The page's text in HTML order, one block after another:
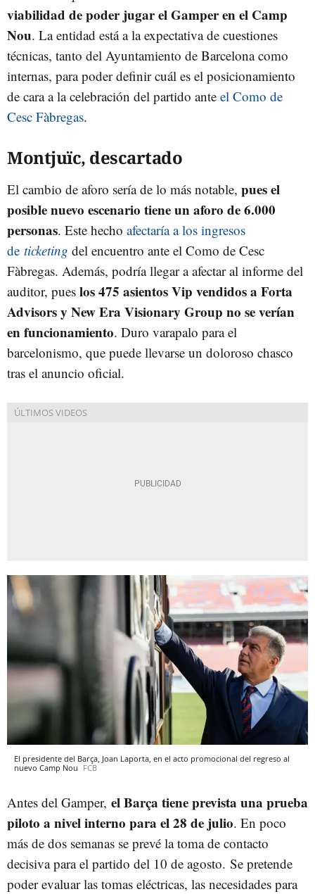
viabilidad de poder jugar el Gamper en el Camp
Nou. La entidad está a la expectativa de cuestiones
técnicas, tanto del Ayuntamiento de Barcelona como
internas, para poder definir cuál es el posicionamiento
de cara a la celebración del partido ante el Como de
Cesc Fàbregas.
Montjuïc, descartado
El cambio de aforo sería de lo más notable, pues el
posible nuevo escenario tiene un aforo de 6.000
personas. Este hecho afectaría a los ingresos
de ticketing del encuentro ante el Como de Cesc
Fàbregas. Además, podría llegar a afectar al informe del
auditor, pues los 475 asientos Vip vendidos a Forta
Advisors y New Era Visionary Group no se verían
en funcionamiento. Duro varapalo para el
barcelonismo, que puede llevarse un doloroso chasco
tras el anuncio oficial.
El presidente del Barça, Joan Laporta, en el acto promocional del regreso al
nuevo Camp Nou FCB
Antes del Gamper, el Barça tiene prevista una prueba
piloto a nivel interno para el 28 de julio. En poco
más de dos semanas se prevé la toma de contacto
decisiva para el partido del 10 de agosto. Se pretende
poder evaluar las tomas eléctricas, las necesidades para